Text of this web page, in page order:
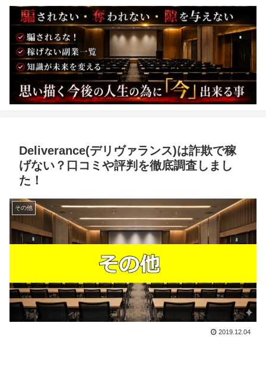
Deliverance(デリヴァランス)は詐欺で稼
げない？口コミや評判を徹底調査しまし
た！
その他
2019.12.04